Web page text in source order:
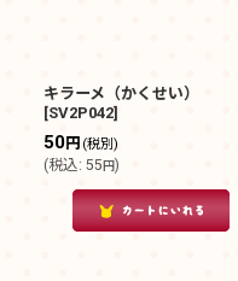
キラーメ（かくせい）
[SV2P042]
50円 (税別)
(税込: 55円)